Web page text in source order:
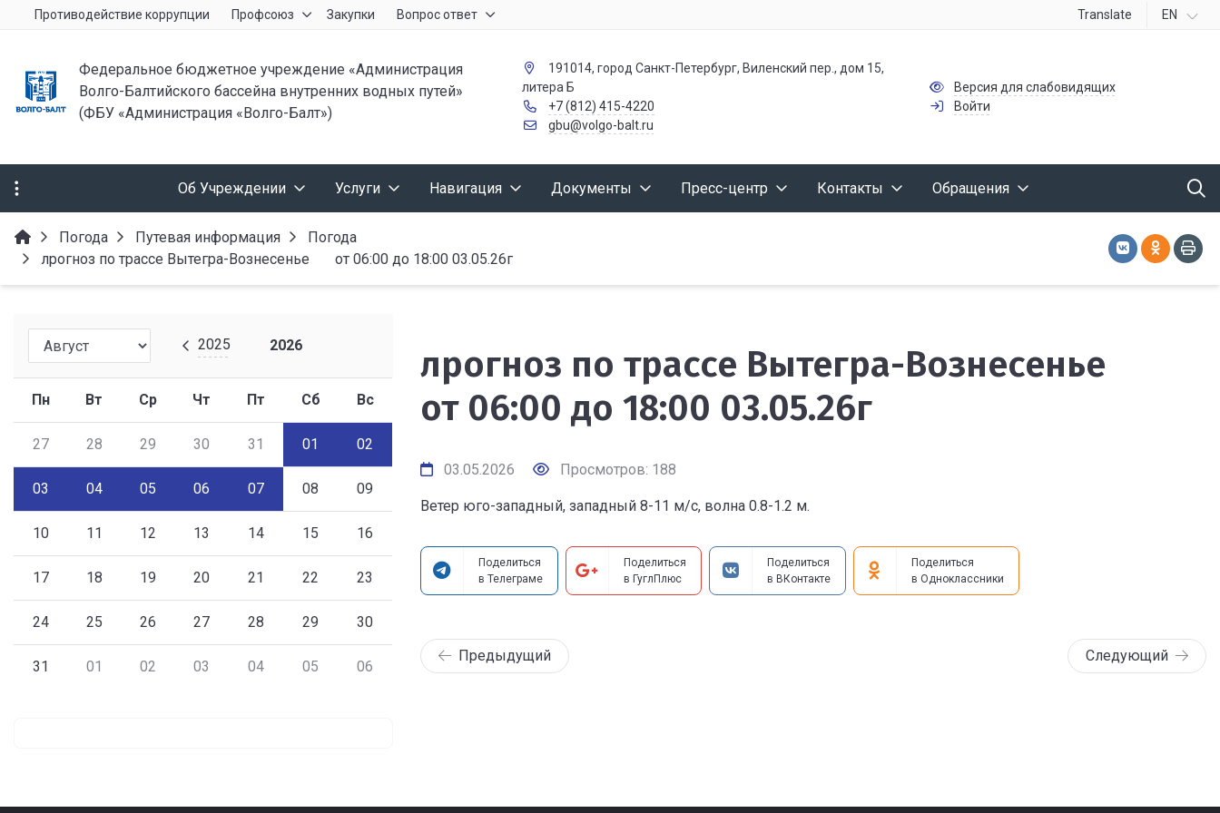
Противодействие коррупции Профсоюз Закупки Вопрос ответ Translate EN
Федеральное бюджетное учреждение «Администрация
Волго-Балтийского бассейна внутренних водных путей»
(ФБУ «Администрация «Волго-Балт»)
191014, город Санкт-Петербург, Виленский пер., дом 15,
литера Б
+7 (812) 415-4220
gbu@volgo-balt.ru
Версия для слабовидящих
Войти
Об Учреждении Услуги Навигация Документы Пресс-центр Контакты Обращения
Погода Путевая информация
Погода
лрогноз по трассе Вытегра-Вознесенье от 06:00 до 18:00 03.05.26г
2025 2026
Пн Вт Ср Чт Пт Сб Вс
27 28 29 30 31 01 02
03 04 05 06 07 08 09
10 11 12 13 14 15 16
17 18 19 20 21 22 23
24 25 26 27 28 29 30
31 01 02 03 04 05 06
лрогноз по трассе Вытегра-Вознесенье
от 06:00 до 18:00 03.05.26г
03.05.2026 Просмотров: 188
Ветер юго-западный, западный 8-11 м/с, волна 0.8-1.2 м.
Поделиться
в Телеграме
Поделиться
в ГуглПлюс
Поделиться
в ВКонтакте
Поделиться
в Одноклассники
Предыдущий Следующий